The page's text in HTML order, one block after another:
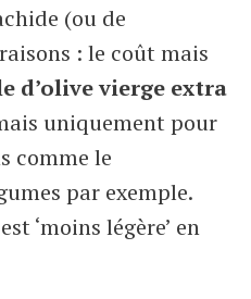
(ou de
: le coût mais
d’olive vierge extra
uniquement pour
comme le
par exemple.
‘moins légère’ en